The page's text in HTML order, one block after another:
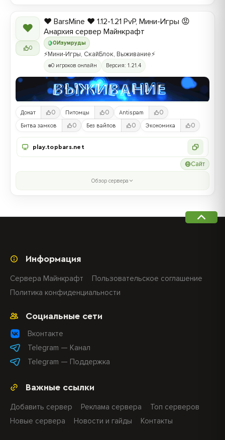
❤
0
0 Изумруды
❤️ BarsMine ❤️ 1.12-1.21 PvP, Мини-Игры 😡
Анархия сервер Майнкрафт
⚡Мини-Игры, СкайБлок, Выживание⚡
0 игроков онлайн Версия: 1.21.4
Донат 0 Питомцы 0 Antispam 0
Битва замков 0 Без вайпов 0 Экономика 0
play.topbars.net
Сайт
Обзор сервера
Важные ссылки
Добавить сервер Реклама сервера
Топ серверов
Новые сервера
Новости и гайды Контакты
Социальные сети
Вконтакте
Telegram — Канал
Telegram — Поддержка
Информация
Сервера Майнкрафт
Пользовательское соглашение
Политика конфиденциальности